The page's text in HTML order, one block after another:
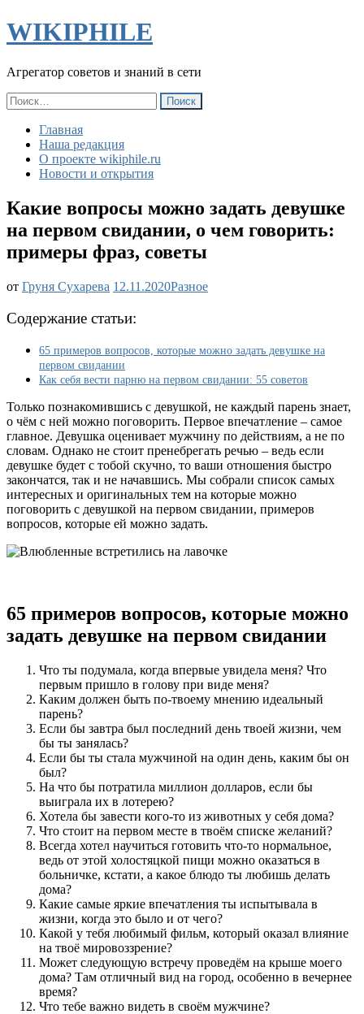
WIKIPHILE
Агрегатор советов и знаний в сети
Найти:
Главная
Наша редакция
О проекте wikiphile.ru
Новости и открытия
Какие вопросы можно задать девушке
на первом свидании, о чем говорить:
примеры фраз, советы
от Груня Сухарева 12.11.2020Какие
на
свидании,
о
чем
говорить:
примеры
фраз,
советы
Разное
Содержание статьи:
65 примеров вопросов, которые можно задать девушке на
первом свидании
Как себя вести парню на первом свидании: 55 советов
Только познакомившись с девушкой, не каждый парень знает,
о чём с ней можно поговорить. Первое впечатление – самое
главное. Девушка оценивает мужчину по действиям, а не по
словам. Однако не стоит пренебрегать речью – ведь если
девушке будет с тобой скучно, то ваши отношения быстро
закончатся, так и не начавшись. Мы собрали список самых
интересных и оригинальных тем на которые можно
поговорить с девушкой на первом свидании, примеров
вопросов, которые ей можно задать.
65 примеров вопросов, которые можно
задать девушке на первом свидании
Что ты подумала, когда впервые увидела меня? Что
первым пришло в голову при виде меня?
Каким должен быть по-твоему мнению идеальный
парень?
Если бы завтра был последний день твоей жизни, чем
бы ты занялась?
Если бы ты стала мужчиной на один день, каким бы он
был?
На что бы потратила миллион долларов, если бы
выиграла их в лотерею?
Хотела бы завести кого-то из животных у себя дома?
Что стоит на первом месте в твоём списке желаний?
Всегда хотел научиться готовить что-то нормальное,
ведь от этой холостяцкой пищи можно оказаться в
больничке, кстати, а какое блюдо ты любишь делать
дома?
Какие самые яркие впечатления ты испытывала в
жизни, когда это было и от чего?
Какой у тебя любимый фильм, который оказал влияние
на твоё мировоззрение?
Может следующую встречу проведём на крыше моего
дома? Там отличный вид на город, особенно в вечернее
время?
Что тебе важно видеть в своём мужчине?